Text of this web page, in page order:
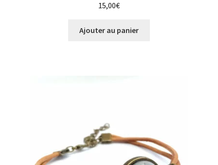
15,00€
Ajouter au panier